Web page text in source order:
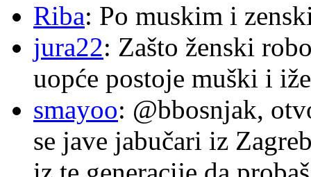
Riba: Po muskim i
jura22: Zašto ženski
uopće postoje muški i
smayoo: @bbosnjak,
se jave jabučari iz